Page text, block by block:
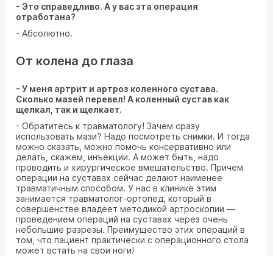
- Это справедливо. А у вас эта операция
отработана?
- Абсолютно.
От колена до глаза
- У меня артрит и артроз коленного сустава.
Сколько мазей перевел! А коленный сустав как
щелкал, так и щелкает.
- Обратитесь к травматологу! Зачем сразу
использовать мази? Надо посмотреть снимки. И тогда
можно сказать, можно помочь консервативно или
делать, скажем, инъекции. А может быть, надо
проводить и хирургическое вмешательство. Причем
операции на суставах сейчас делают наименее
травматичным способом. У нас в клинике этим
занимается травматолог-ортопед, который в
совершенстве владеет методикой артроскопии —
проведением операций на суставах через очень
небольшие разрезы. Преимущество этих операций в
том, что пациент практически с операционного стола
может встать на свои ноги!